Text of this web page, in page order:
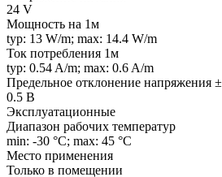
24 V
Мощность на 1м
typ: 13 W/m; max: 14.4 W/m
Ток потребления 1м
typ: 0.54 A/m; max: 0.6 A/m
Предельное отклонение напряжения ±
0.5 В
Эксплуатационные
Диапазон рабочих температур
min: -30 °C; max: 45 °C
Место применения
Только в помещении